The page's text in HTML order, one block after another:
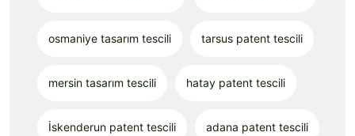
osmaniye tasarım tescili tarsus patent tescili
mersin tasarım tescili hatay patent tescili
İskenderun patent tescili adana patent tescili